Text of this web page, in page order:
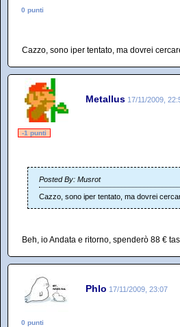
0 punti
Cazzo, sono iper tentato, ma dovrei
Metallus 17/11/2009,
-1 punti
Posted By: Musrot
Cazzo, sono iper tentato, ma dovrei
Beh, io Andata e ritorno, spenderò 88 €
Phlo 17/11/2009, 23:07
0 punti